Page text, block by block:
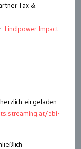
Tax &
Lindlpower Impact
eingeladen.
ebi-